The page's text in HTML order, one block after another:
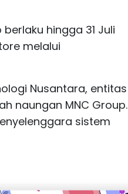
hingga 31 Juli
melalui
Nusantara, entitas
naungan MNC Group.
sistem